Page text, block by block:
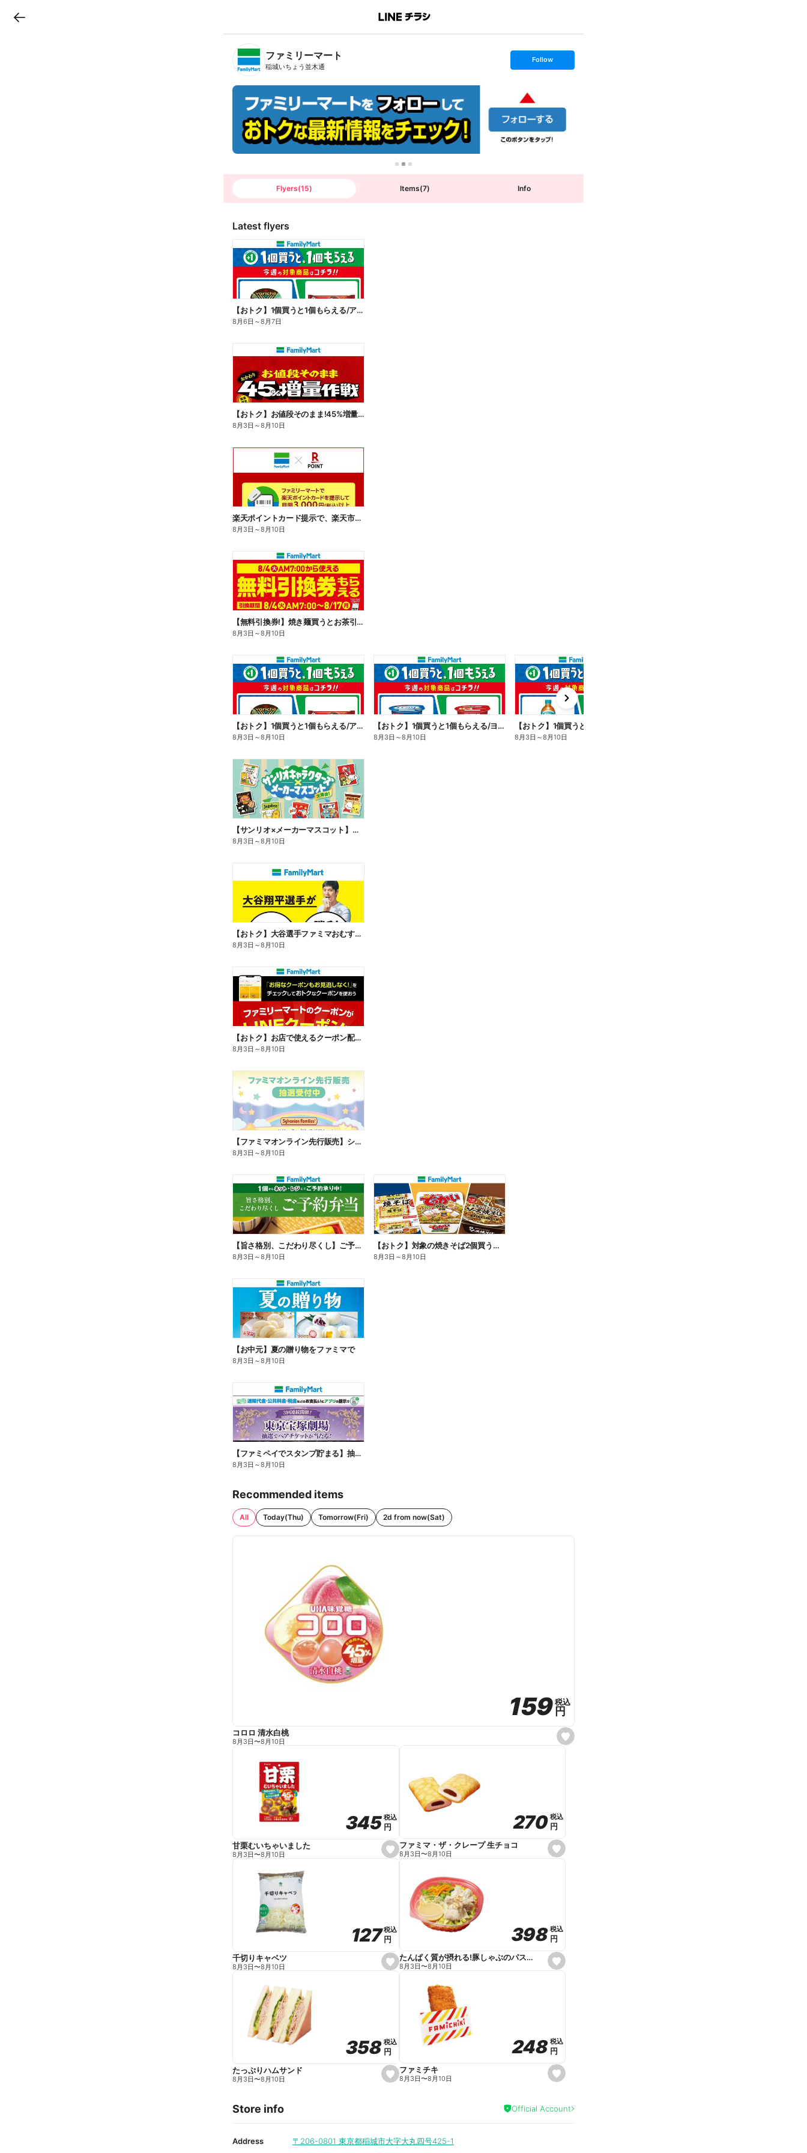
B
n
T
ファミリーマート
稲城いちょう並木通
s
t
l
o
Follow
Flyers(15) Items(7) Info
Latest flyers
【おトク】1個買うと1個もらえる/アイス
8月6日 ～8月7日
【おトク】お値段そのまま!45%増量作戦!
8月3日 ～8月10日
楽天ポイントカード提示で、楽天市場でのお買い物がおトクに!
8月3日 ～8月10日
【無料引換券!】焼き麺買うとお茶引換券貰える!
8月3日 ～8月10日
【おトク】1個買うと1個もらえる/アイス
8月3日 ～8月10日
【おトク】1個買うと1個もらえる/ヨーグルト
8月3日 ～8月10日
【おトク】1個買うと1個もらえる/麦茶
8月3日 ～8月10日
e
x
t
【サンリオ×メーカーマスコット】オリジナルグッズ貰える!
8月3日 ～8月10日
【おトク】大谷選手ファミマおむすび割
8月3日 ～8月10日
【おトク】お店で使えるクーポン配信中
8月3日 ～8月10日
【ファミマオンライン先行販売】シルバニアファミリー
8月3日 ～8月10日
【旨さ格別、こだわり尽くし】ご予約弁当
8月3日 ～8月10日
【おトク】対象の焼きそば2個買うと100円引き!
8月3日 ～8月10日
【お中元】夏の贈り物をファミマで
8月3日 ～8月10日
【ファミペイでスタンプ貯まる】抽選でペアチケットが当たる!
8月3日 ～8月10日
Recommended items
All Today(Thu) Tomorrow(Fri) 2d from now(Sat)
s
e
159
159税込
税込
円
円
コロロ 清水白桃
8月3日〜8月10日
s
e
e
345
345税込
税込
円
円
甘栗むいちゃいました
8月3日〜8月10日
s
e
e
270
270 税込
税込
円
円
ファミマ・ザ・クレープ 生チョコ
8月3日〜8月10日
s
e
e
127
127税込
税込
円
円
千切りキャベツ
8月3日〜8月10日
s
e
e
398
398 税込
税込
円
円
たんぱく質が摂れる!豚しゃぶのパスタサラダ
8月3日〜8月10日
s
e
i
t
358
358税込
税込
円
円
たっぷりハムサンド
8月3日〜8月10日
s
e
a
248
248 税込
税込
円
円
ファミチキ
8月3日〜8月10日
Store info Official Account
Address 〒206-0801 東京都稲城市大字大丸四号425-1